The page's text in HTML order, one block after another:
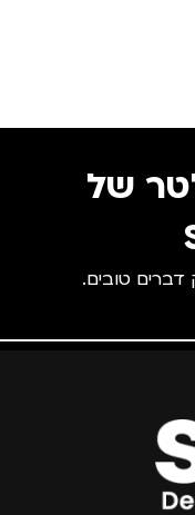
של
דברים טובים.
אותי למועדון